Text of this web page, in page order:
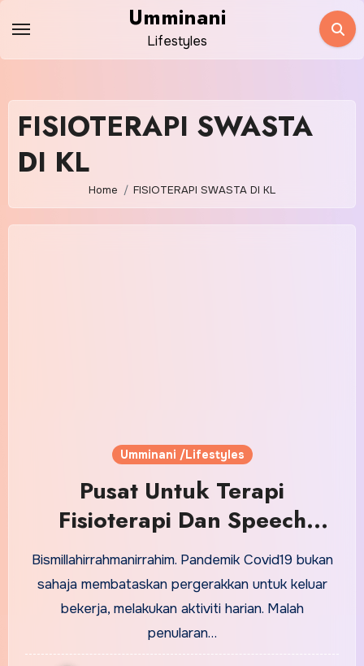
content
Umminani
Lifestyles
FISIOTERAPI SWASTA
DI KL
Home FISIOTERAPI SWASTA DI KL
Umminani /Lifestyles
Pusat Untuk Terapi
Fisioterapi Dan Speech
Delay Dibuka Semasa PKP -
iREHAB
Bismillahirrahmanirrahim. Pandemik Covid19 bukan
sahaja membataskan pergerakkan untuk keluar
bekerja, melakukan aktiviti harian. Malah
penularan…